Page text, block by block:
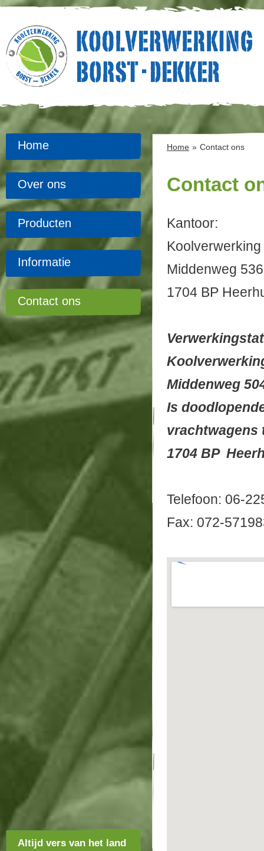
Home
Over ons
Producten
Informatie
Contact ons
Home » Contact ons
Contact
Kantoor:
1704 BP
Middenweg
Is
vrachtwagens
1704 BP
Telefoon: 06-
Fax: 072-
Altijd vers van het land